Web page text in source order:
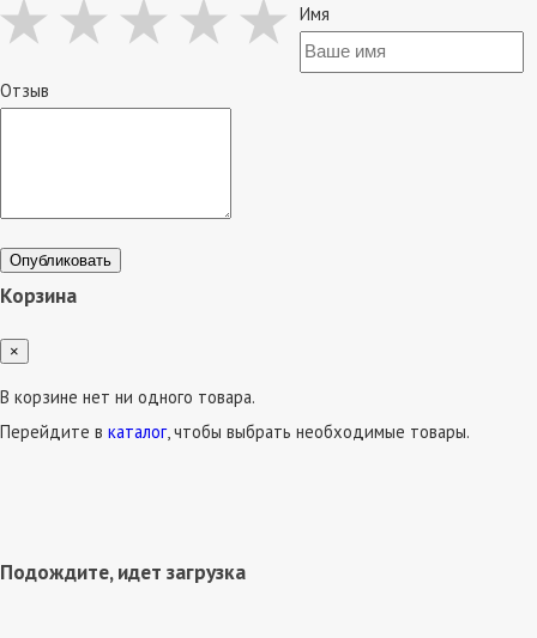
Имя
Отзыв
Опубликовать
Корзина
×
В корзине нет ни одного товара.
Перейдите в каталог, чтобы выбрать необходимые товары.
Подождите, идет загрузка